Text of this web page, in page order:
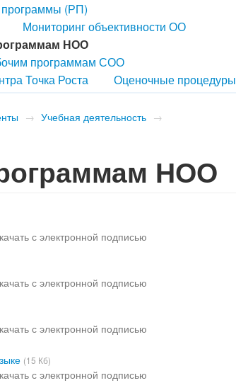
программы (РП)
Мониторинг объективности ОО
НОО
программам СОО
Точка Роста Оценочные процедуры
→ Учебная деятельность →
НОО
с электронной подписью
с электронной подписью
с электронной подписью
(15 Кб)
с электронной подписью